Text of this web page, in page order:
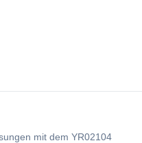
mit dem YR02104